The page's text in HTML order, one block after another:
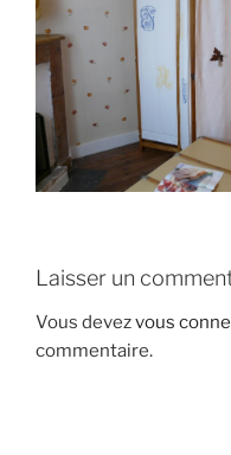
Laisser un
Vous devezvous
commentaire.